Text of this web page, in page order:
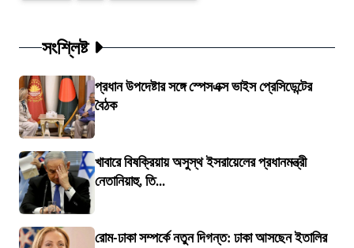
সংশ্লিষ্ট
প্রধান উপদেষ্টার সঙ্গে স্পেসএক্স ভাইস প্রেসিডেন্টের
বৈঠক
খাবারে বিষক্রিয়ায় অসুস্থ ইসরায়েলের প্রধানমন্ত্রী
নেতানিয়াহু, তি...
রোম-ঢাকা সম্পর্কে নতুন দিগন্ত: ঢাকা আসছেন ইতালির